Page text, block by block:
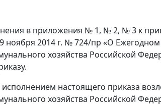
в приложения № 1, № 2, № 3 к
ноября 2014 г. № 724/пр «О
хозяйства Российской
настоящего приказа
хозяйства Российской